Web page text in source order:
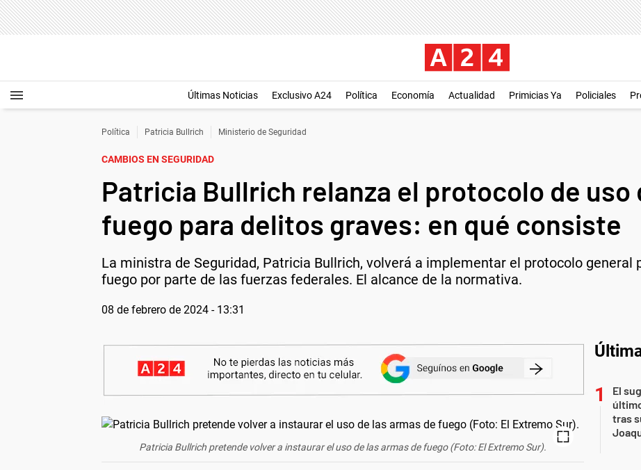
Últimas Noticias Exclusivo A24 Política Economía Actualidad Primicias Ya Policiales
Política Patricia Bullrich Ministerio de Seguridad
CAMBIOS EN SEGURIDAD
Patricia Bullrich relanza el protocolo de uso
fuego para delitos graves: en qué consiste
La ministra de Seguridad, Patricia Bullrich, volverá a implementar el protocolo general
fuego por parte de las fuerzas federales. El alcance de la normativa.
08 de febrero de 2024 - 13:31
Patricia Bullrich pretende volver a instaurar el uso de las armas de fuego (Foto: El Extremo Sur).
El
tras